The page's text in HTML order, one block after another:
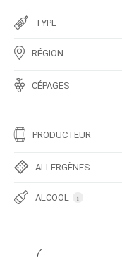
TYPE
RÉGION
CÉPAGES
PRODUCTEUR
ALLERGÈNES
ALCOOL i